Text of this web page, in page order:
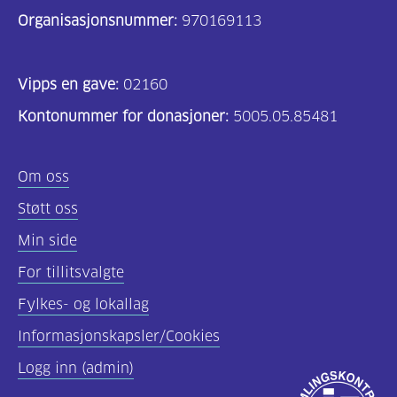
for at eleven skal ha best mulig
konsentrasjonsevnen. Blodsukkeret
påvirkes ikke bare av mat, men også
for å regulere blodsukkeret så godt
å informere om dette slik at
enkeltelever og deres foresatte
slipper å diskutere med ansatte på
skolene for å kunne benytte
hjelpemidlene de trenger for å leve
best mulig med en krevende kronisk
Organisasjonsnummer: 970169113
Vipps en gave: 02160
Kontonummer for donasjoner: 5005.05.85481
Om oss
Støtt oss
Min side
For tillitsvalgte
Fylkes- og lokallag
Informasjonskapsler/Cookies
Logg inn (admin)
Godkjent